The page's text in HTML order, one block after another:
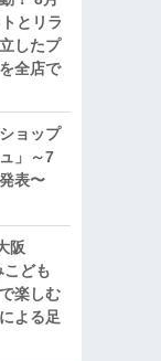
とリラ
したプ
全店で
ョップ
」～7
表〜
阪
ども
楽しむ
よる足